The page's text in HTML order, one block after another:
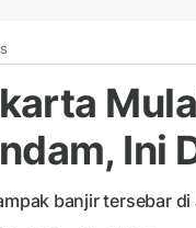
Ini
banjir tersebar